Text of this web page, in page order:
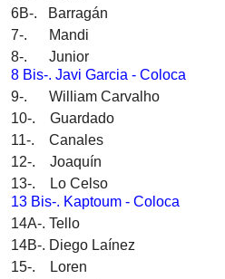
6B-. Barragán
7-. Mandi
8-. Junior
8 Bis-. Javi Garcia - Coloca
9-. William Carvalho
10-. Guardado
11-. Canales
12-. Joaquín
13-. Lo Celso
13 Bis-. Kaptoum - Coloca
14A-. Tello
14B-. Diego Laínez
15-. Loren